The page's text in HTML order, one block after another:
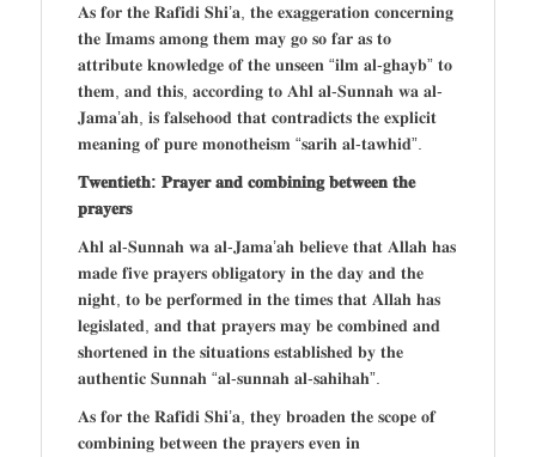
𝐀𝐬 𝐟𝐨𝐫 𝐭𝐡𝐞 𝐑𝐚𝐟𝐢𝐝𝐢 𝐒𝐡𝐢’𝐚, 𝐭𝐡𝐞 𝐞𝐱𝐚𝐠𝐠𝐞𝐫𝐚𝐭𝐢𝐨𝐧 𝐜𝐨𝐧𝐜𝐞𝐫𝐧𝐢𝐧𝐠
𝐭𝐡𝐞 𝐈𝐦𝐚𝐦𝐬 𝐚𝐦𝐨𝐧𝐠 𝐭𝐡𝐞𝐦 𝐦𝐚𝐲 𝐠𝐨 𝐬𝐨 𝐟𝐚𝐫 𝐚𝐬 𝐭𝐨
𝐚𝐭𝐭𝐫𝐢𝐛𝐮𝐭𝐞 𝐤𝐧𝐨𝐰𝐥𝐞𝐝𝐠𝐞 𝐨𝐟 𝐭𝐡𝐞 𝐮𝐧𝐬𝐞𝐞𝐧 “𝐢𝐥𝐦 𝐚𝐥-𝐠𝐡𝐚𝐲𝐛” 𝐭𝐨
𝐭𝐡𝐞𝐦, 𝐚𝐧𝐝 𝐭𝐡𝐢𝐬, 𝐚𝐜𝐜𝐨𝐫𝐝𝐢𝐧𝐠 𝐭𝐨 𝐀𝐡𝐥 𝐚𝐥-𝐒𝐮𝐧𝐧𝐚𝐡 𝐰𝐚 𝐚𝐥-
𝐉𝐚𝐦𝐚’𝐚𝐡, 𝐢𝐬 𝐟𝐚𝐥𝐬𝐞𝐡𝐨𝐨𝐝 𝐭𝐡𝐚𝐭 𝐜𝐨𝐧𝐭𝐫𝐚𝐝𝐢𝐜𝐭𝐬 𝐭𝐡𝐞 𝐞𝐱𝐩𝐥𝐢𝐜𝐢𝐭
𝐦𝐞𝐚𝐧𝐢𝐧𝐠 𝐨𝐟 𝐩𝐮𝐫𝐞 𝐦𝐨𝐧𝐨𝐭𝐡𝐞𝐢𝐬𝐦 “𝐬𝐚𝐫𝐢𝐡 𝐚𝐥-𝐭𝐚𝐰𝐡𝐢𝐝”.
𝐓𝐰𝐞𝐧𝐭𝐢𝐞𝐭𝐡: 𝐏𝐫𝐚𝐲𝐞𝐫 𝐚𝐧𝐝 𝐜𝐨𝐦𝐛𝐢𝐧𝐢𝐧𝐠 𝐛𝐞𝐭𝐰𝐞𝐞𝐧 𝐭𝐡𝐞
𝐩𝐫𝐚𝐲𝐞𝐫𝐬
𝐀𝐡𝐥 𝐚𝐥-𝐒𝐮𝐧𝐧𝐚𝐡 𝐰𝐚 𝐚𝐥-𝐉𝐚𝐦𝐚’𝐚𝐡 𝐛𝐞𝐥𝐢𝐞𝐯𝐞 𝐭𝐡𝐚𝐭 𝐀𝐥𝐥𝐚𝐡 𝐡𝐚𝐬
𝐦𝐚𝐝𝐞 𝐟𝐢𝐯𝐞 𝐩𝐫𝐚𝐲𝐞𝐫𝐬 𝐨𝐛𝐥𝐢𝐠𝐚𝐭𝐨𝐫𝐲 𝐢𝐧 𝐭𝐡𝐞 𝐝𝐚𝐲 𝐚𝐧𝐝 𝐭𝐡𝐞
𝐧𝐢𝐠𝐡𝐭, 𝐭𝐨 𝐛𝐞 𝐩𝐞𝐫𝐟𝐨𝐫𝐦𝐞𝐝 𝐢𝐧 𝐭𝐡𝐞 𝐭𝐢𝐦𝐞𝐬 𝐭𝐡𝐚𝐭 𝐀𝐥𝐥𝐚𝐡 𝐡𝐚𝐬
𝐥𝐞𝐠𝐢𝐬𝐥𝐚𝐭𝐞𝐝, 𝐚𝐧𝐝 𝐭𝐡𝐚𝐭 𝐩𝐫𝐚𝐲𝐞𝐫𝐬 𝐦𝐚𝐲 𝐛𝐞 𝐜𝐨𝐦𝐛𝐢𝐧𝐞𝐝 𝐚𝐧𝐝
𝐬𝐡𝐨𝐫𝐭𝐞𝐧𝐞𝐝 𝐢𝐧 𝐭𝐡𝐞 𝐬𝐢𝐭𝐮𝐚𝐭𝐢𝐨𝐧𝐬 𝐞𝐬𝐭𝐚𝐛𝐥𝐢𝐬𝐡𝐞𝐝 𝐛𝐲 𝐭𝐡𝐞
𝐚𝐮𝐭𝐡𝐞𝐧𝐭𝐢𝐜 𝐒𝐮𝐧𝐧𝐚𝐡 “𝐚𝐥-𝐬𝐮𝐧𝐧𝐚𝐡 𝐚𝐥-𝐬𝐚𝐡𝐢𝐡𝐚𝐡”.
𝐀𝐬 𝐟𝐨𝐫 𝐭𝐡𝐞 𝐑𝐚𝐟𝐢𝐝𝐢 𝐒𝐡𝐢’𝐚, 𝐭𝐡𝐞𝐲 𝐛𝐫𝐨𝐚𝐝𝐞𝐧 𝐭𝐡𝐞 𝐬𝐜𝐨𝐩𝐞 𝐨𝐟
𝐜𝐨𝐦𝐛𝐢𝐧𝐢𝐧𝐠 𝐛𝐞𝐭𝐰𝐞𝐞𝐧 𝐭𝐡𝐞 𝐩𝐫𝐚𝐲𝐞𝐫𝐬 𝐞𝐯𝐞𝐧 𝐢𝐧